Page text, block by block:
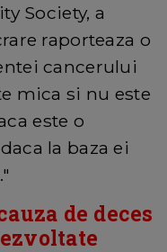
Society, a
raporteaza o
cancerului
mica si nu este
este o
la baza ei
de deces